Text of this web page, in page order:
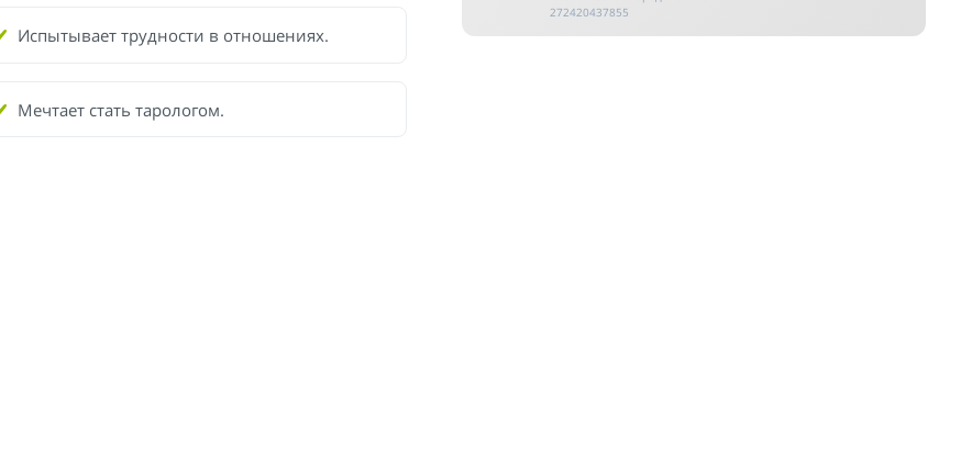
272420437855
Испытывает трудности в отношениях.
Мечтает стать тарологом.